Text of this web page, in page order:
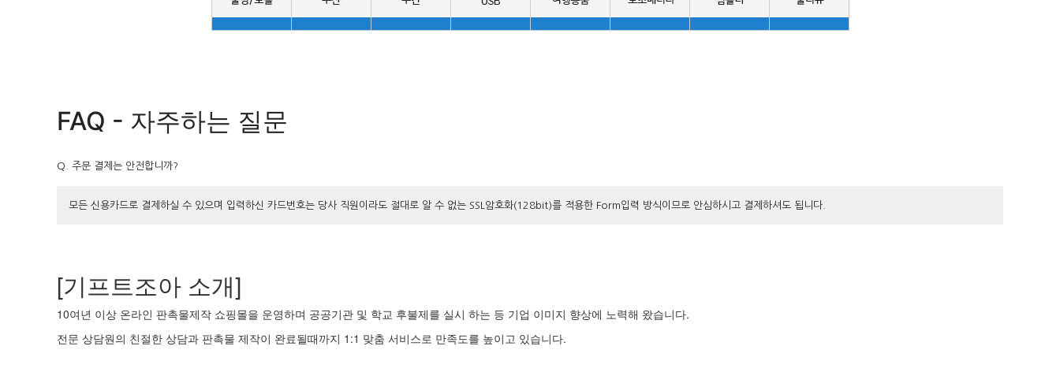
FAQ - 자주하는 질문
Q. 주문 결제는 안전합니까?
모든 신용카드로 결제하실 수 있으며 입력하신 카드번호는 당사 직원이라도 절대로 알 수 없는 SSL암호화(128bit)를 적용한 Form입력 방식이므로 안심하시고 결제하셔도 됩니다.
[기프트조아 소개]
10여년 이상 온라인 판촉물제작 쇼핑몰을 운영하며 공공기관 및 학교 후불제를 실시 하는 등 기업 이미지 향상에 노력해 왔습니다.
전문 상담원의 친절한 상담과 판촉물 제작이 완료될때까지 1:1 맞춤 서비스로 만족도를 높이고 있습니다.